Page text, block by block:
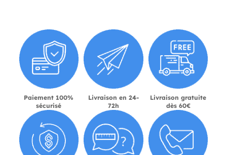
Paiement 100%
sécurisé
Livraison en 24-
72h
Livraison gratuite
dès 60€